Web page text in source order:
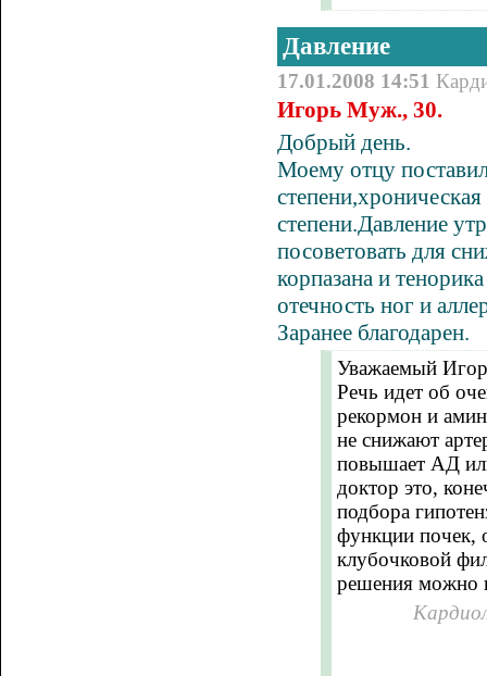
Давление
17.01.2008 14:51
Игорь Муж., 30.
Добрый день.
Моему отцу
степени,хроническая
степени.Давление
посоветовать для
корпазана и
отечность ног и
Заранее благодарен.
Уважаемый
Речь идет об
рекормон и
не снижают
повышает АД
доктор это,
подбора
функции почек,
клубочковой
решения можно